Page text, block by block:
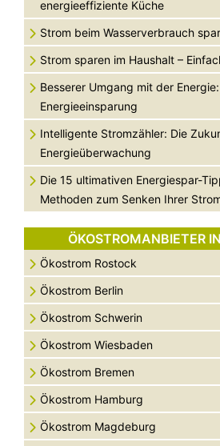
energieeffiziente Küche
Strom beim Wasserverbrauch
Strom sparen im Haushalt –
Besserer Umgang mit der
Energieeinsparung
Intelligente Stromzähler: Die
Energieüberwachung
Die 15 ultimativen Energiespar-
Methoden zum Senken Ihrer
ÖKOSTROMANBIETER
Ökostrom Rostock
Ökostrom Berlin
Ökostrom Schwerin
Ökostrom Wiesbaden
Ökostrom Bremen
Ökostrom Hamburg
Ökostrom Magdeburg